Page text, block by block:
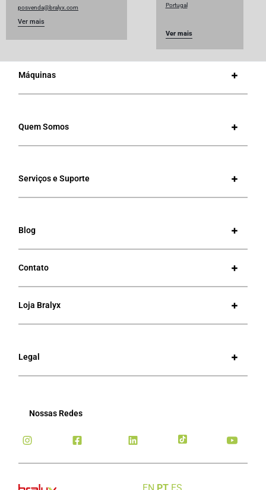
posvenda@bralyx.com
Ver mais
Portugal
Ver mais
Máquinas
Quem Somos
Serviços e Suporte
Blog
Contato
Loja Bralyx
Legal
Nossas Redes